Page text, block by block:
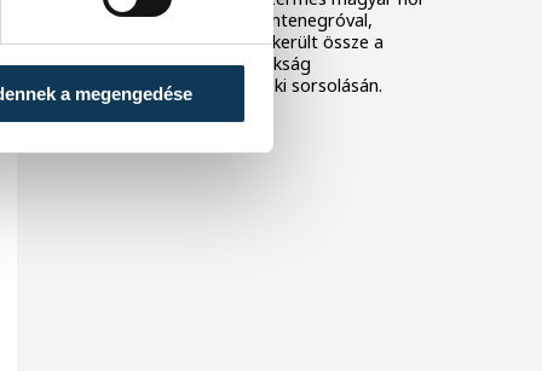
a megengedése
kézilabda-válogatott Montenegróval,
Szlovéniával és Izlanddal került össze a
decemberi Európa-bajnokság
csoportkörének csütörtöki sorsolásán.